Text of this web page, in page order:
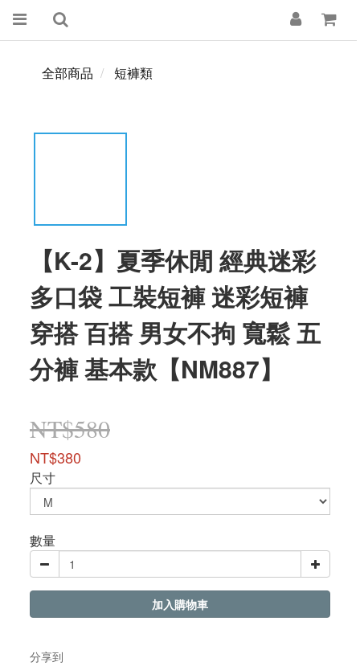
全部商品 短褲類
【K-2】夏季休閒 經典迷彩
多口袋 工裝短褲 迷彩短褲
穿搭 百搭 男女不拘 寬鬆 五
分褲 基本款【NM887】
NT$580
NT$380
尺寸
數量
加入購物車
分享到